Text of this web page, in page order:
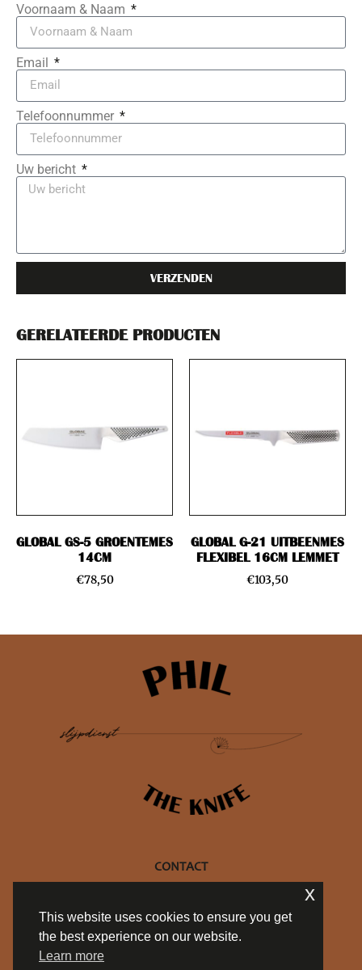
GERELATEERDE PRODUCTEN
GLOBAL GS-5 GROENTEMES
14CM
€78,50
GLOBAL G-21 UITBEENMES
FLEXIBEL 16CM LEMMET
€103,50
Voornaam & Naam
Email
Telefoonnummer
Uw bericht
VERZENDEN
CONTACT
info@philtheknife.be
BE 0754.714.537
This website uses cookies to ensure you get
the best experience on our website.
Learn more
x